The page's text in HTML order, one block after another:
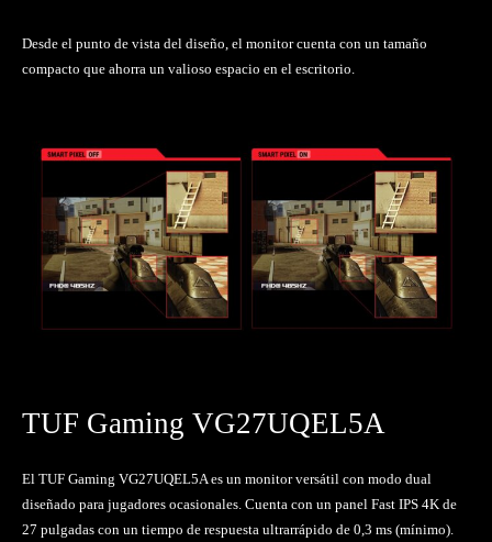
Desde el punto de vista del diseño, el monitor cuenta con un tamaño
compacto que ahorra un valioso espacio en el escritorio.
TUF Gaming VG27UQEL5A
El TUF Gaming VG27UQEL5A es un monitor versátil con modo dual
diseñado para jugadores ocasionales. Cuenta con un panel Fast IPS 4K de
27 pulgadas con un tiempo de respuesta ultrarrápido de 0,3 ms (mínimo).